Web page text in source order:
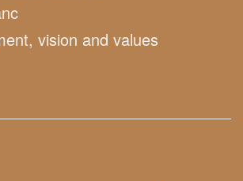
vision and values